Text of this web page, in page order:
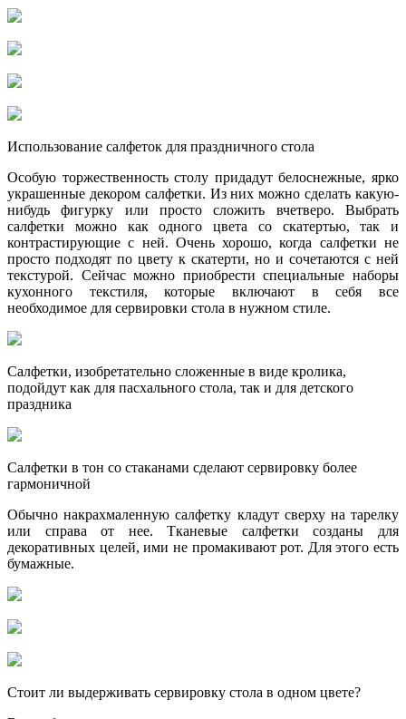
Использование салфеток для праздничного стола
Особую торжественность столу придадут белоснежные, ярко
украшенные декором салфетки. Из них можно сделать какую-
нибудь фигурку или просто сложить вчетверо. Выбрать
салфетки можно как одного цвета со скатертью, так и
контрастирующие с ней. Очень хорошо, когда салфетки не
просто подходят по цвету к скатерти, но и сочетаются с ней
текстурой. Сейчас можно приобрести специальные наборы
кухонного текстиля, которые включают в себя все
необходимое для сервировки стола в нужном стиле.
Салфетки, изобретательно сложенные в виде кролика,
подойдут как для пасхального стола, так и для детского
праздника
Салфетки в тон со стаканами сделают сервировку более
гармоничной
Обычно накрахмаленную салфетку кладут сверху на тарелку
или справа от нее. Тканевые салфетки созданы для
декоративных целей, ими не промакивают рот. Для этого есть
бумажные.
Стоит ли выдерживать сервировку стола в одном цвете?